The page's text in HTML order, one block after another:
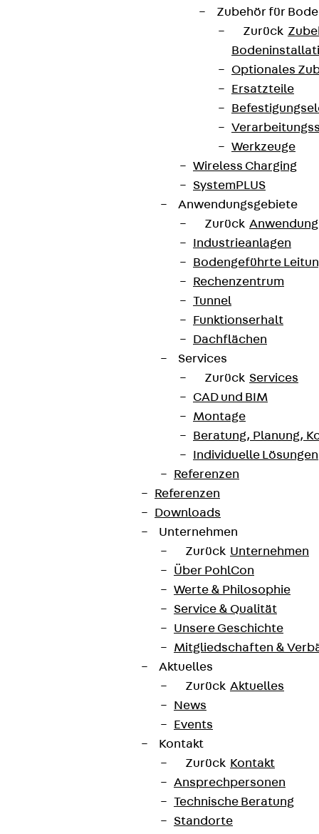
Zubehör für
Zurück
Optionales
Ersatzteile
Werkzeuge
Wireless Charging
SystemPLUS
Anwendungsgebiete
Zurück
Industrieanlagen
Bodengeführte
Rechenzentrum
Tunnel
Funktionserhalt
Dachflächen
Services
Zurück Services
CAD und BIM
Montage
Beratung, Planung,
Individuelle Lösungen
Referenzen
Referenzen
Downloads
Unternehmen
Zurück Unternehmen
Über PohlCon
Werte & Philosophie
Service & Qualität
Unsere Geschichte
Mitgliedschaften &
Aktuelles
Zurück Aktuelles
News
Events
Kontakt
Zurück Kontakt
Ansprechpersonen
Technische Beratung
Standorte